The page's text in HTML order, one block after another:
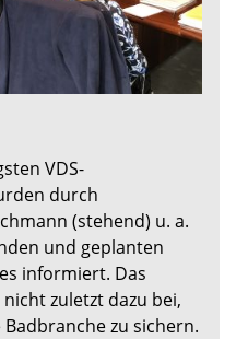
VDS-
durch
(stehend) u. a.
und geplanten
informiert. Das
zuletzt dazu bei,
zu sichern.